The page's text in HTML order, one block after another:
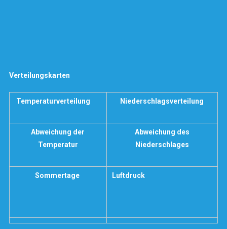
Verteilungskarten
Temperaturverteilung Niederschlagsverteilung
Abweichung der
Temperatur
Abweichung des
Niederschlages
Sommertage Luftdruck